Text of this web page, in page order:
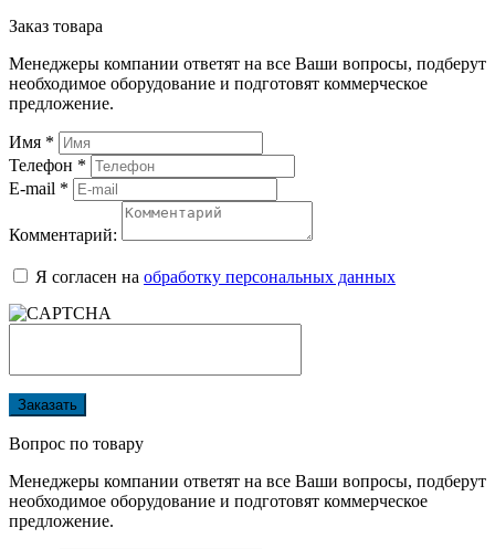
Заказ товара
Менеджеры компании ответят на все Ваши вопросы, подберут
необходимое оборудование и подготовят коммерческое
предложение.
Имя *
Телефон *
E-mail *
Комментарий:
Я согласен на обработку персональных данных
Заказать
Вопрос по товару
Менеджеры компании ответят на все Ваши вопросы, подберут
необходимое оборудование и подготовят коммерческое
предложение.